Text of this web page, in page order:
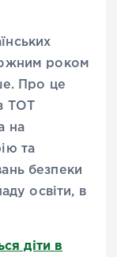
роком
Про це
ТОТ
на
та
безпеки
освіти, в
діти в